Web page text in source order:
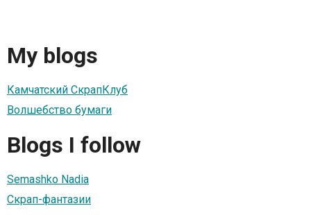
My blogs
Камчатский СкрапКлуб
Волшебство бумаги
Blogs I follow
Semashko Nadia
Скрап-фантазии